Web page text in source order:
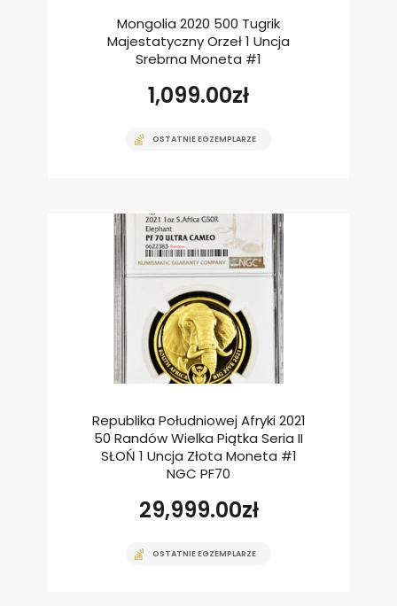
Mongolia 2020 500 Tugrik
Majestatyczny Orzeł 1 Uncja
Srebrna Moneta #1
1,099.00zł
OSTATNIE EGZEMPLARZE
Republika Południowej Afryki 2021
50 Randów Wielka Piątka Seria II
SŁOŃ 1 Uncja Złota Moneta #1
NGC PF70
29,999.00zł
OSTATNIE EGZEMPLARZE